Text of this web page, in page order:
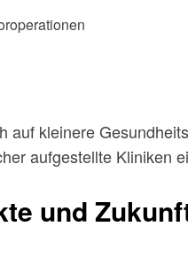
kleinere
aufgestellte Kliniken
und